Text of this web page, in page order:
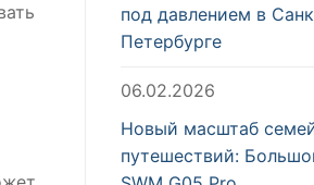
под давлением в
Петербурге
06.02.2026
Новый масштаб
путешествий: